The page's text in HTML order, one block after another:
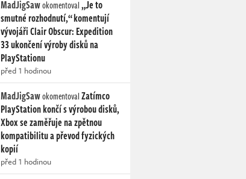
MadJigSawokomentoval„Je to
smutné rozhodnutí,“ komentují
vývojáři Clair Obscur: Expedition
33 ukončení výroby disků na
PlayStationu
před 1 hodinou
MadJigSawokomentovalZatímco
PlayStation končí s výrobou disků,
Xbox se zaměřuje na zpětnou
kompatibilitu a převod fyzických
kopií
před 1 hodinou